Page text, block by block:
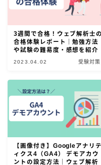
Googleアナリティク
ウェブ解析士のミニ模擬
合格者の声
お問い合わせ
3週間で合格！ウェブ解析士の
合格体験レポート｜勉強方法
や試験の難易度・感想を紹介
2023.04.02 受験対策
【画像付き】Googleアナリテ
ィクス4（GA4） デモアカウ
ントの設定方法｜ウェブ解析